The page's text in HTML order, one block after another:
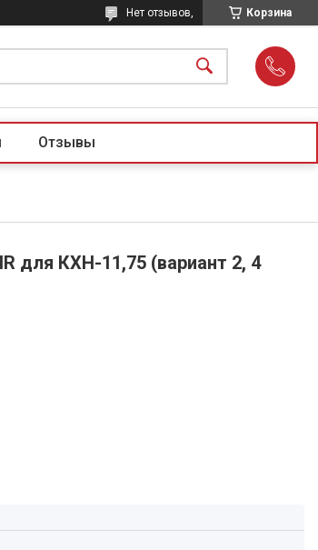
Корзина
Нет отзывов,
Отзывы
для КХН-11,75 (вариант 2, 4